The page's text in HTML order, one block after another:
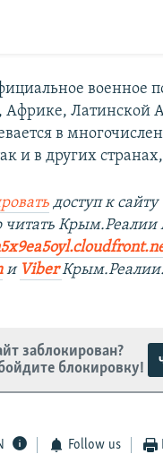
военное
Латинской
в
и в других странах,
доступ к сайту
читать
и Viber
заблокирован?
блокировку!
Follow us